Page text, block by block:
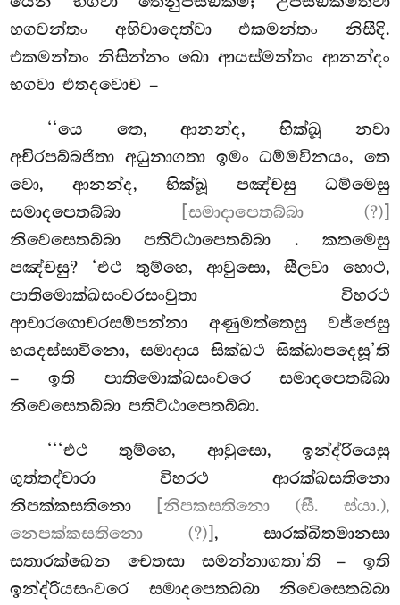
භගවන්තං අභිවාදෙත්වා එකමන්තං නිසීදි.
එකමන්තං නිසින්නං ඛො ආයස්මන්තං ආනන්දං
භගවා එතදවොච –
‘‘යෙ තෙ, ආනන්ද, භික්ඛූ නවා
අචිරපබ්බජිතා අධුනාගතා ඉමං ධම්මවිනයං, තෙ
වො, ආනන්ද, භික්ඛූ පඤ්චසු ධම්මෙසු
සමාදපෙතබ්බා
[සමාදාපෙතබ්බා (?)]
නිවෙසෙතබ්බා පතිට්ඨාපෙතබ්බා . කතමෙසු
පඤ්චසු? ‘එථ තුම්හෙ, ආවුසො, සීලවා හොථ,
පාතිමොක්ඛසංවරසංවුතා විහරථ
ආචාරගොචරසම්පන්නා අණුමත්තෙසු වජ්ජෙසු
භයදස්සාවිනො, සමාදාය සික්ඛථ සික්ඛාපදෙසූ’ති
– ඉති පාතිමොක්ඛසංවරෙ සමාදපෙතබ්බා
නිවෙසෙතබ්බා පතිට්ඨාපෙතබ්බා.
‘‘‘එථ තුම්හෙ, ආවුසො, ඉන්ද්රියෙසු
ගුත්තද්වාරා විහරථ ආරක්ඛසතිනො
නිපක්කසතිනො
[නිපකසතිනො (සී. ස්යා.),
නෙපක්කසතිනො (?)], සාරක්ඛිතමානසා
සතාරක්ඛෙන චෙතසා සමන්නාගතා’ති – ඉති
ඉන්ද්රියසංවරෙ සමාදපෙතබ්බා නිවෙසෙතබ්බා